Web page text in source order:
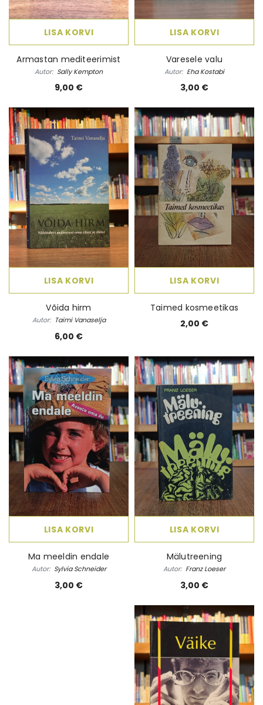
LISA KORVI
Armastan mediteerimist
Autor: Sally Kempton
9,00 €
LISA KORVI
Varesele valu
Autor: Eha Kostabi
3,00 €
LISA KORVI
Võida hirm
Autor: Taimi Vanaselja
6,00 €
LISA KORVI
Taimed kosmeetikas
2,00 €
LISA KORVI
Ma meeldin endale
Autor: Sylvia Schneider
3,00 €
LISA KORVI
Mälutreening
Autor: Franz Loeser
3,00 €